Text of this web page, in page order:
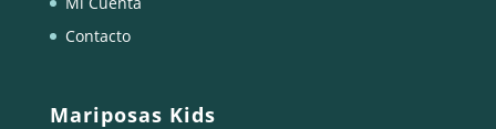
Contacto
Mariposas Kids